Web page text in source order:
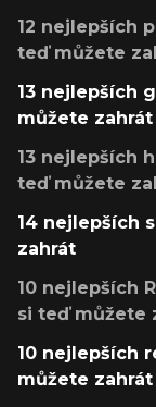
12 nejlepších
teď můžete
13 nejlepších
můžete zahrát
13 nejlepších
teď můžete
14 nejlepších
zahrát
10 nejlepších
si teď můžete
10 nejlepších
můžete zahrát